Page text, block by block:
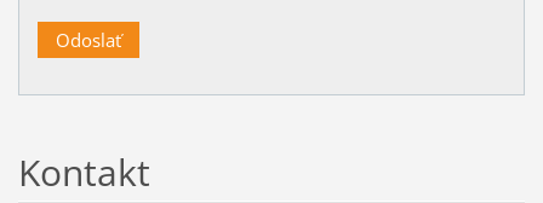
Kontakt